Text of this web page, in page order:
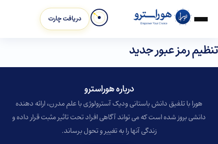
دریافت چارت
تنظیم رمز عبور جدید
درباره هوراسترو​
هورا با تلفیق دانش باستانی ودیک آسترولوژی با علم مدرن، ارائه دهنده
دانشی بروز شده است که می تواند آگاهی افراد تحت تاثیر مثبت قرار داده و
زندگی آنها را به تغییر و تحول برساند.